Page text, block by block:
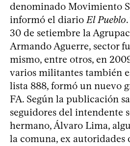
denominado Movimiento
informó el diarioEl Pueblo
30 de setiembre la
Armando Aguerre, sector
mismo, entre otros, en
varios militantes también
lista 888, formó un nuevo
FA. Según la publicación
seguidores del intendente
hermano, Álvaro Lima,
la comuna, ex autoridades